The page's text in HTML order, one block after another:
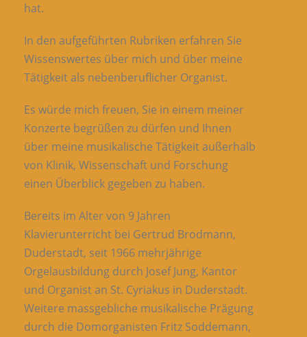
hat.
In den aufgeführten Rubriken erfahren Sie
Wissenswertes über mich und über meine
Tätigkeit als nebenberuflicher Organist.
Es würde mich freuen, Sie in einem meiner
Konzerte begrüßen zu dürfen und Ihnen
über meine musikalische Tätigkeit außerhalb
von Klinik, Wissenschaft und Forschung
einen Überblick gegeben zu haben.
Bereits im Alter von 9 Jahren
Klavierunterricht bei Gertrud Brodmann,
Duderstadt, seit 1966 mehrjährige
Orgelausbildung durch Josef Jung, Kantor
und Organist an St. Cyriakus in Duderstadt.
Weitere massgebliche musikalische Prägung
durch die Domorganisten Fritz Soddemann,